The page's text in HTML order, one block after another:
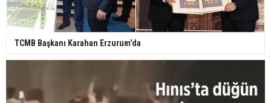
TCMB Başkanı Karahan Erzurum'da